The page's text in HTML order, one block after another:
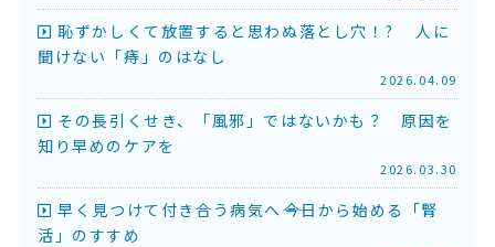
恥ずかしくて放置すると思わぬ落とし穴！? 人に
聞けない「痔」のはなし
2026.04.09
その長引くせき、「風邪」ではないかも？ 原因を
知り早めのケアを
2026.03.30
早く見つけて付き合う病気へ――今日から始める「腎
活」のすすめ